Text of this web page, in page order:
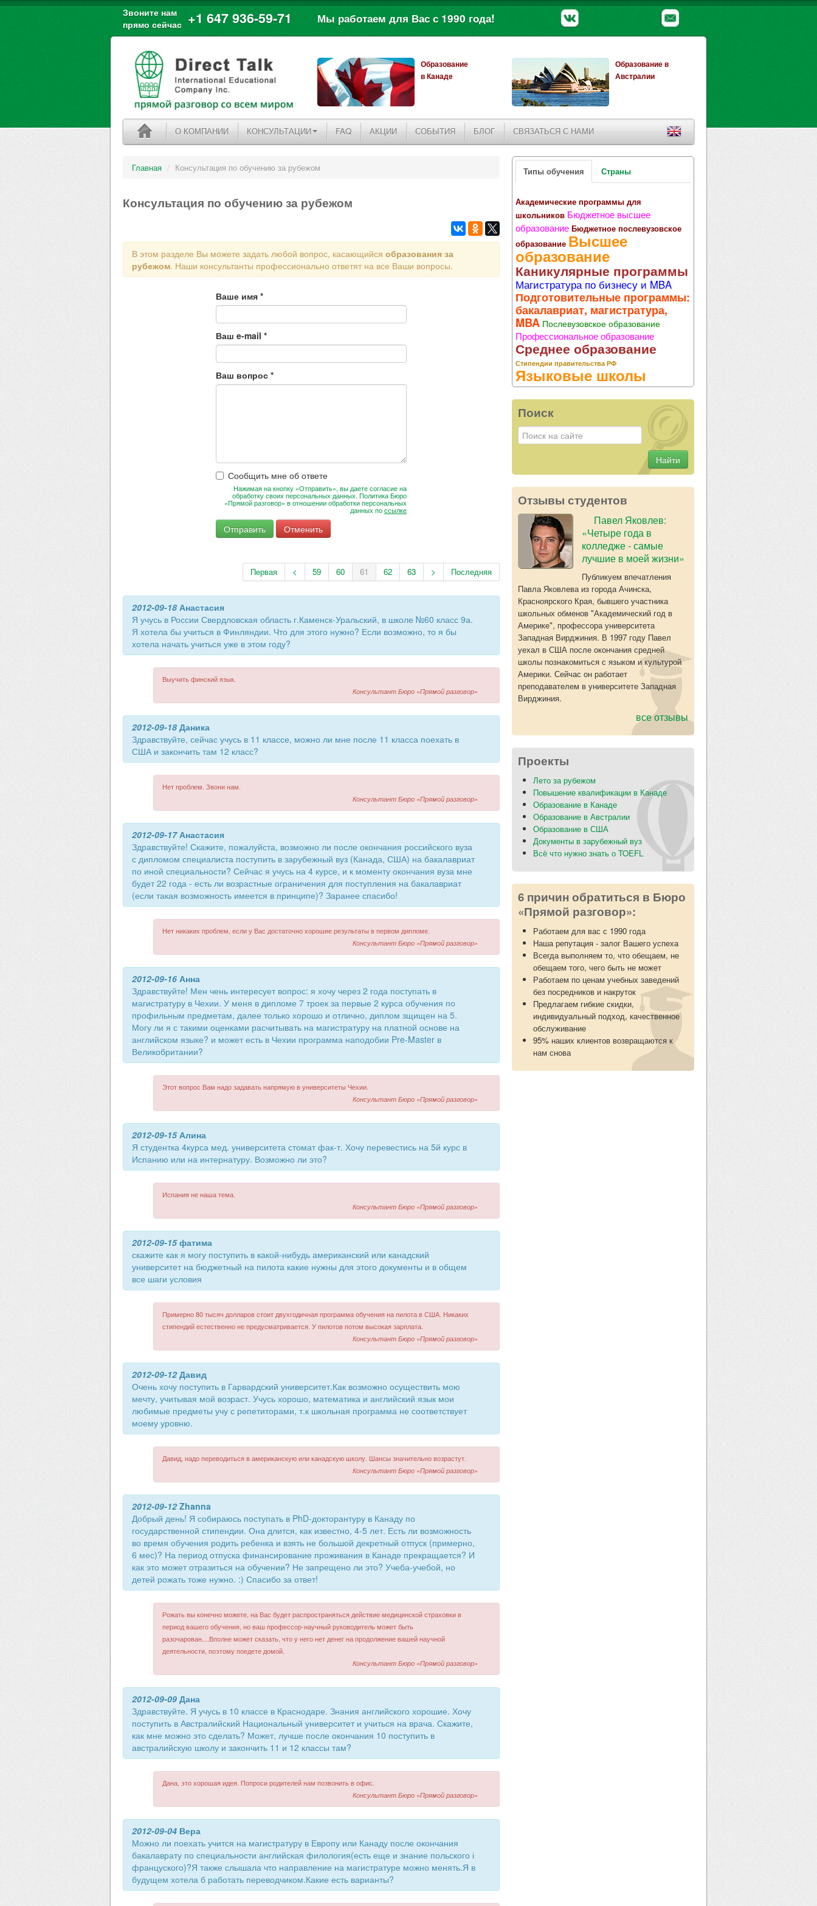
Звоните нам
прямо сейчас +1 647 936-59-71 Мы работаем для Вас с 1990 года!
Образование
в Канаде
Образование в
Австралии
О КОМПАНИИ КОНСУЛЬТАЦИИ FAQ АКЦИИ СОБЫТИЯ БЛОГ СВЯЗАТЬСЯ С НАМИ
Главная / Консультация по обучению за рубежом
Консультация по обучению за рубежом
В этом разделе Вы можете задать любой вопрос, касающийся образования за
рубежом. Наши консультанты профессионально ответят на все Ваши вопросы.
Ваше имя *
Ваш e-mail *
Ваш вопрос *
Сообщить мне об ответе
Нажимая на кнопку «Отправить», вы даете согласие на
обработку своих персональных данных. Политика Бюро
«Прямой разговор» в отношении обработки персональных
данных поссылке
Первая < 59 60 61 62 63 > Последняя
2012-09-18 Анастасия
Я учусь в России Свердловская область г.Каменск-Уральский, в школе №60 класс 9а.
Я хотела бы учиться в Финляндии. Что для этого нужно? Если возможно, то я бы
хотела начать учиться уже в этом году?
Выучить финский язык.
Консультант Бюро «Прямой разговор»
2012-09-18 Даника
Здравствуйте, сейчас учусь в 11 классе, можно ли мне после 11 класса поехать в
США и закончить там 12 класс?
Нет проблем. Звони нам.
Консультант Бюро «Прямой разговор»
2012-09-17Анастасия
Здравствуйте! Скажите, пожалуйста, возможно ли после окончания российского вуза
с дипломом специалиста поступить в зарубежный вуз (Канада, США) на бакалавриат
по иной специальности? Сейчас я учусь на 4 курсе, и к моменту окончания вуза мне
будет 22 года - есть ли возрастные ограничения для поступления на бакалавриат
(если такая возможность имеется в принципе)? Заранее спасибо!
Нет никаких проблем, если у Вас достаточно хорошие результаты в первом дипломе.
Консультант Бюро «Прямой разговор»
2012-09-16 Анна
Здравствуйте! Мен чень интересует вопрос: я хочу через 2 года поступать в
магистратуру в Чехии. У меня в дипломе 7 троек за первые 2 курса обучения по
профильным предметам, далее только хорошо и отлично, диплом зщищен на 5.
Могу ли я с такими оценками расчитывать на магистратуру на платной основе на
английском языке? и может есть в Чехии программа наподобии Pre-Master в
Великобритании?
Этот вопрос Вам надо задавать напрямую в университеты Чехии.
Консультант Бюро «Прямой разговор»
2012-09-15Алина
Я студентка 4курса мед. университета стомат фак-т. Хочу перевестись на 5й курс в
Испанию или на интернатуру. Возможно ли это?
Испания не наша тема.
Консультант Бюро «Прямой разговор»
2012-09-15фатима
скажите как я могу поступить в какой-нибудь американский или канадский
университет на бюджетный на пилота какие нужны для этого документы и в общем
все шаги условия
Примерно 80 тысяч долларов стоит двухгодичная программа обучения на пилота в США. Никаких
стипендий естественно не предусматривается. У пилотов потом высокая зарплата.
Консультант Бюро «Прямой разговор»
2012-09-12Давид
Очень хочу поступить в Гарвардский университет.Как возможно осуществить мою
мечту, учитывая мой возраст. Учусь хорошо, математика и английский язык мои
любимые предметы учу с репетиторами, т.к школьная программа не соответствует
моему уровню.
Давид, надо переводиться в американскую или канадскую школу. Шансы значительно возрастут.
Консультант Бюро «Прямой разговор»
2012-09-12Zhanna
Добрый день! Я собираюсь поступать в PhD-докторантуру в Канаду по
государственной стипендии. Она длится, как известно, 4-5 лет. Есть ли возможность
во время обучения родить ребенка и взять не большой декретный отпуск (примерно,
6 мес)? На период отпуска финансирование проживания в Канаде прекращается? И
как это может отразиться на обучении? Не запрещено ли это? Учеба-учебой, но
детей рожать тоже нужно. :) Спасибо за ответ!
Рожать вы конечно можете, на Вас будет распространяться действие медицинской страховки в
период вашего обучения, но ваш профессор-научный руководитель может быть
разочарован....Вполне может сказать, что у него нет денег на продолжение вашей научной
деятельности, поэтому поедете домой.
Консультант Бюро «Прямой разговор»
2012-09-09 Дана
Здравствуйте. Я учусь в 10 классе в Краснодаре. Знания английского хорошие. Хочу
поступить в Австралийский Национальный университет и учиться на врача. Скажите,
как мне можно это сделать? Может, лучше после окончания 10 поступить в
австралийскую школу и закончить 11 и 12 классы там?
Дана, это хорошая идея. Попроси родителей нам позвонить в офис.
Консультант Бюро «Прямой разговор»
2012-09-04 Вера
Можно ли поехать учится на магистратуру в Европу или Канаду после окончания
бакалаврату по специальности английская филология(есть еще и знание польского і
француского)?Я также слышала что направление на магистратуре можно менять.Я в
будущем хотела б работать переводчиком.Какие есть варианты?
Типы обучения Страны
Академические программы для
школьников Бюджетное высшее
образование Бюджетное послевузовское
образование Высшее
образование
Каникулярные программы
Магистратура по бизнесу и MBA
Подготовительные программы:
бакалавриат, магистратура,
MBA Послевузовское образование
Профессиональное образование
Среднее образование
Стипендии правительства РФ
Языковые школы
Поиск
Найти
Отзывы студентов
Павел Яковлев:
«Четыре года в
колледже - самые
лучшие в моей жизни»
Публикуем впечатления
Павла Яковлева из города Ачинска,
Красноярского Края, бывшего участника
школьных обменов "Академический год в
Америке", профессора университета
Западная Вирджиния. В 1997 году Павел
уехал в США после окончания средней
школы познакомиться с языком и культурой
Америки. Сейчас он работает
преподавателем в университете Западная
Вирджиния.
все отзывы
Проекты
Лето за рубежом
Повышение квалификации в Канаде
Образование в Канаде
Образование в Австралии
Образование в США
Документы в зарубежный вуз
Всё что нужно знать о TOEFL
6 причин обратиться в Бюро
«Прямой разговор»:
Работаем для вас с 1990 года
Наша репутация - залог Вашего успеха
Всегда выполняем то, что обещаем, не
обещаем того, чего быть не может
Работаем по ценам учебных заведений
без посредников и накруток
Предлагаем гибкие скидки,
индивидуальный подход, качественное
обслуживание
95% наших клиентов возвращаются к
нам снова